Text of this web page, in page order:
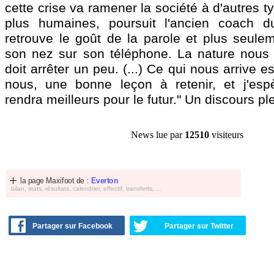
cette crise va ramener la société à d'autres
plus humaines, poursuit l'ancien coach
retrouve le goût de la parole et plus
son nez sur son téléphone. La nature
doit arrêter un peu. (...) Ce qui nous arrive
nous, une bonne leçon à retenir, et
rendra meilleurs pour le futur." Un discours
News lue par 12510 visiteurs
la page Maxifoot de : Everton
bilan, stats, résultats, calendrier, effectif, transferts, ...
Partager sur Facebook Partager sur Twitter